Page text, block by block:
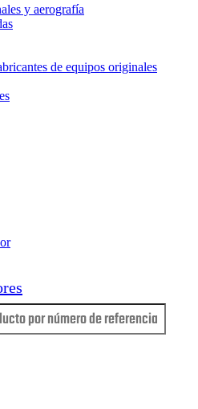
y aerografía
de equipos originales